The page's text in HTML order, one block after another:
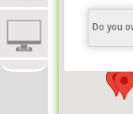
Do you